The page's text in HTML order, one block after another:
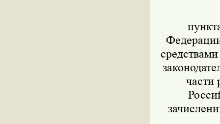
части